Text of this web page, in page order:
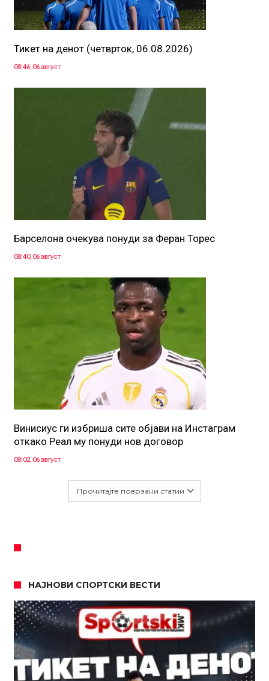
Тикет на денот (четврток, 06.08.2026)
08:46, 06 август
Барселона очекува понуди за Феран Торес
08:40, 06 август
Винисиус ги избриша сите објави на Инстаграм
откако Реал му понуди нов договор
08:02, 06 август
Прочитајте поврзани статии
НАЈНОВИ СПОРТСКИ ВЕСТИ